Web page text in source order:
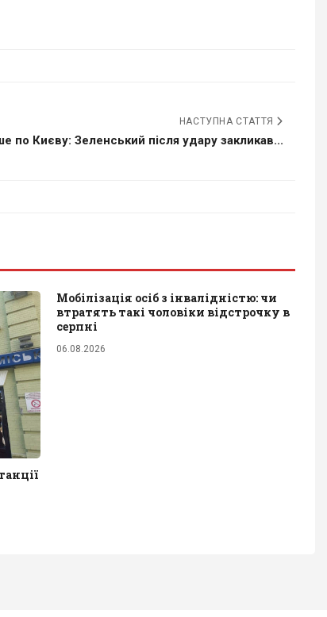
НАСТУПНА СТАТТЯ
по Києву: Зеленський після удару закликав...
Мобілізація осіб з інвалідністю: чи
втратять такі чоловіки відстрочку в
серпні
06.08.2026